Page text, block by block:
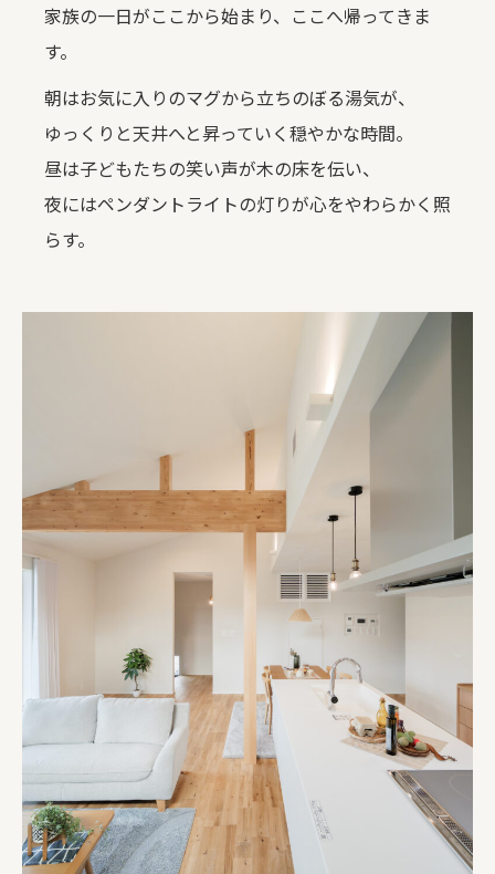
家族の一日がここから始まり、ここへ帰ってきま
す。
朝はお気に入りのマグから立ちのぼる湯気が、
ゆっくりと天井へと昇っていく穏やかな時間。
昼は子どもたちの笑い声が木の床を伝い、
夜にはペンダントライトの灯りが心をやわらかく照
らす。